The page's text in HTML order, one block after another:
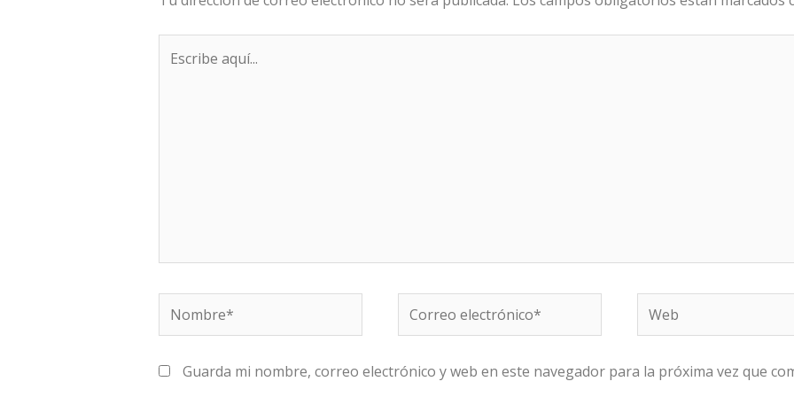
Nombre*
Correo
electrónico*
Web
Guarda mi nombre, correo electrónico y web en este navegador para la próxima vez que